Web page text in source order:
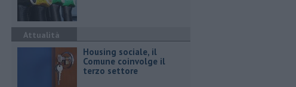
Attualità
​Housing sociale, il
Comune coinvolge il
terzo settore